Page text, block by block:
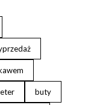
buty